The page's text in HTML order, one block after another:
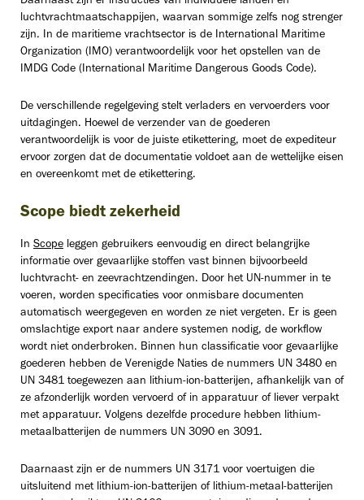
luchtvrachtmaatschappijen, waarvan sommige zelfs nog strenger
zijn. In de maritieme vrachtsector is de International Maritime
Organization (IMO) verantwoordelijk voor het opstellen van de
IMDG Code (International Maritime Dangerous Goods Code).
De verschillende regelgeving stelt verladers en vervoerders voor
uitdagingen. Hoewel de verzender van de goederen
verantwoordelijk is voor de juiste etikettering, moet de expediteur
ervoor zorgen dat de documentatie voldoet aan de wettelijke eisen
en overeenkomt met de etikettering.
Scope biedt zekerheid
In Scope leggen gebruikers eenvoudig en direct belangrijke
informatie over gevaarlijke stoffen vast binnen bijvoorbeeld
luchtvracht- en zeevrachtzendingen. Door het UN-nummer in te
voeren, worden specificaties voor onmisbare documenten
automatisch weergegeven en worden ze niet vergeten. Er is geen
omslachtige export naar andere systemen nodig, de workflow
wordt niet onderbroken. Binnen hun classificatie voor gevaarlijke
goederen hebben de Verenigde Naties de nummers UN 3480 en
UN 3481 toegewezen aan lithium-ion-batterijen, afhankelijk van of
ze afzonderlijk worden vervoerd of in apparatuur of liever verpakt
met apparatuur. Volgens dezelfde procedure hebben lithium-
metaalbatterijen de nummers UN 3090 en 3091.
Daarnaast zijn er de nummers UN 3171 voor voertuigen die
uitsluitend met lithium-ion-batterijen of lithium-metaal-batterijen